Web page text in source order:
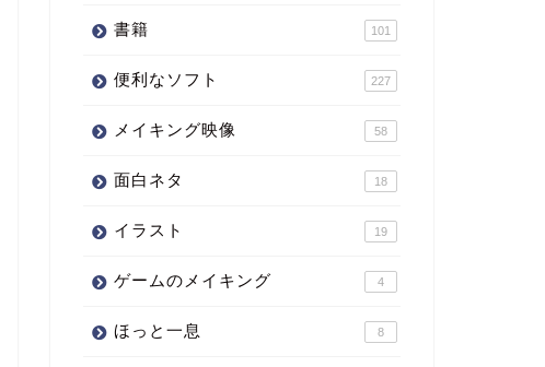
書籍 101
便利なソフト 227
メイキング映像 58
面白ネタ 18
イラスト 19
ゲームのメイキング 4
ほっと一息 8